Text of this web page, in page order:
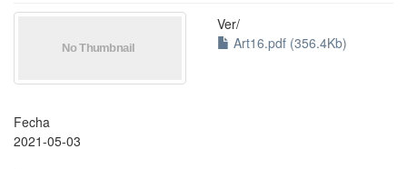
Ver/
Art16.pdf (356.4Kb)
Fecha
2021-05-03